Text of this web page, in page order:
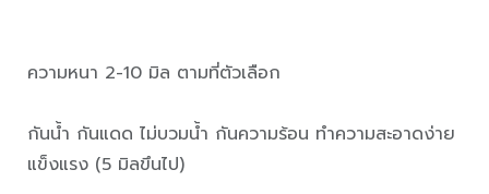
ความหนา 2-10 มิล ตามที่ตัวเลือก
กันน้ำ กันแดด ไม่บวมน้ำ กันความร้อน ทำความสะอาดง่าย
แข็งแรง (5 มิลขึนไป)